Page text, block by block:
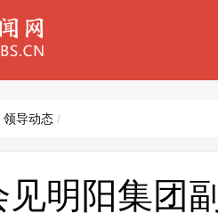
领导动态 /
见明阳集团